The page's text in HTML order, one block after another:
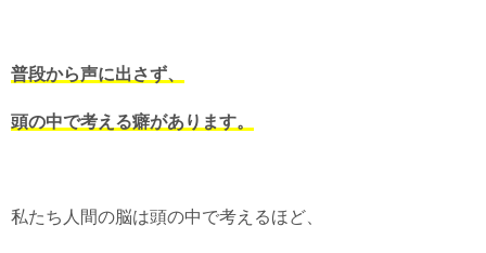
普段から声に出さず、
頭の中で考える癖があります。
私たち人間の脳は頭の中で考えるほど、